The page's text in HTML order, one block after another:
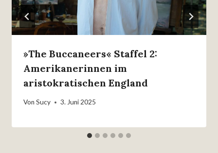
»The Buccaneers« Staffel 2:
Amerikanerinnen im
aristokratischen England
Von Sucy 3. Juni 2025